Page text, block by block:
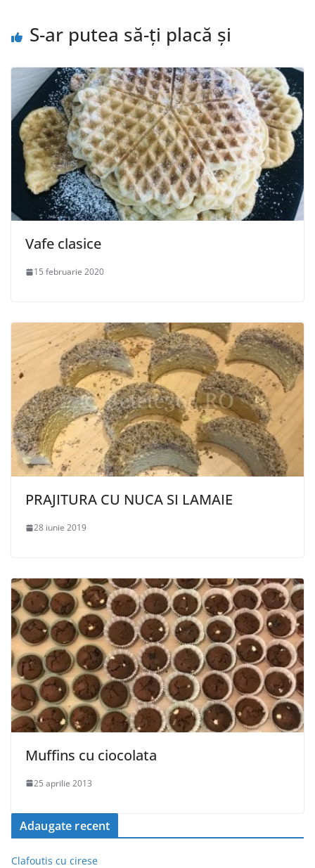
S-ar putea să-ți placă și
Vafe clasice
15 februarie 2020
PRAJITURA CU NUCA SI LAMAIE
28 iunie 2019
Muffins cu ciocolata
25 aprilie 2013
Adaugate recent
Clafoutis cu cirese